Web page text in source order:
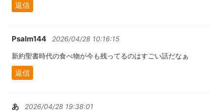
返信
Psalm144 2026/04/28 10:16:15
新約聖書時代の食べ物が今も残ってるのはすごい話だなぁ
返信
あ 2026/04/28 19:38:01